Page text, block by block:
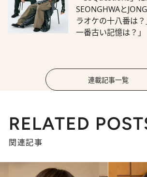
SEONGHWAと
ラオケの十八番は
一番古い記憶は？」
連載記事一覧
RELATED
関連記事